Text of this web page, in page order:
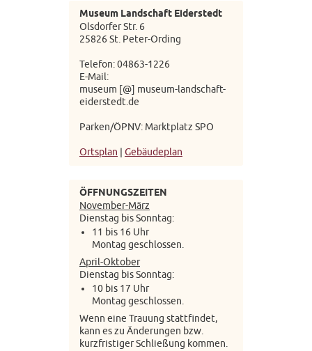
Museum Landschaft Eiderstedt
Olsdorfer Str. 6
25826 St. Peter-Ording
Telefon: 04863-1226
E-Mail:
museum [@] museum-landschaft-
eiderstedt.de
Parken/ÖPNV: Marktplatz SPO
Ortsplan Gebäudeplan
ÖFFNUNGSZEITEN
November-März
Dienstag bis Sonntag:
11 bis 16 Uhr
Montag geschlossen.
April-Oktober
Dienstag bis Sonntag:
10 bis 17 Uhr
Montag geschlossen.
Wenn eine Trauung stattfindet,
kann es zu Änderungen bzw.
kurzfristiger Schließung kommen.